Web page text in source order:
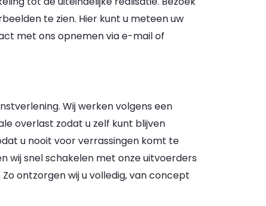
te zien. Hier kunt u meteen uw
met ons opnemen via e-mail of
Wij werken volgens een
overlast zodat u zelf kunt blijven
u nooit voor verrassingen komt te
wij snel schakelen met onze uitvoerders
ontzorgen wij u volledig, van concept